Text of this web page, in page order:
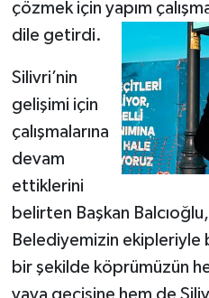
çözmek için yapım
dile getirdi.
Silivri’nin
gelişimi için
çalışmalarına
devam
ettiklerini
belirten Başkan
Belediyemizin
bir şekilde köprümüzün
yaya geçişine hem de